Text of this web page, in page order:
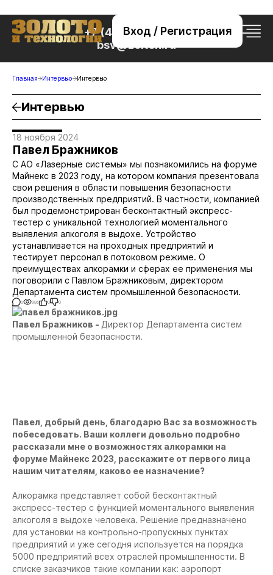
Вход / Регистрация
+7 (495) 221-76-32
bsv@zolteh.ru
Главная Интервью Интервью
Интервью
18 ноября 2024
Павел Бражников
С АО «Лазерные системы» мы познакомились на форуме
Майнекс в 2023 году, на котором компания презентовала
свои решения в области повышения безопасности
производственных предприятий. В частности, компанией
был продемонстрирован бесконтактный экспресс-
тестер с уникальной технологией моментального
выявления алкоголя в выдохе. Устройство
устанавливается на проходных предприятий и
тестирует персонал в потоковом режиме. О
преимуществах алкорамки и сферах ее применения мы
поговорили с Павлом Бражниковым, директором
Департамента систем промышленной безопасности.
0 986 0 0
Павел Бражников - Директор Департамента систем
промышленной безопасности.
Павел, добрый день, благодарю Вас за возможность
побеседовать. Ваши коллеги довольно подробно
рассказали мне о возможностях алкорамки на
форуме Майнекс 2023, расскажите от первого лица
нашим читателям, каково ее назначение?
Алкорамка представляет собой бесконтактный
экспресс-тестер с функцией моментального выявления
алкоголя в выдохе человека. Решение предназначено
для установки на контрольно-пропускных пунктах
предприятий и уже сегодня используется на порядка
5000 предприятий всех отраслей промышленности. В
списке заказчиков такие компании как: аэропорт